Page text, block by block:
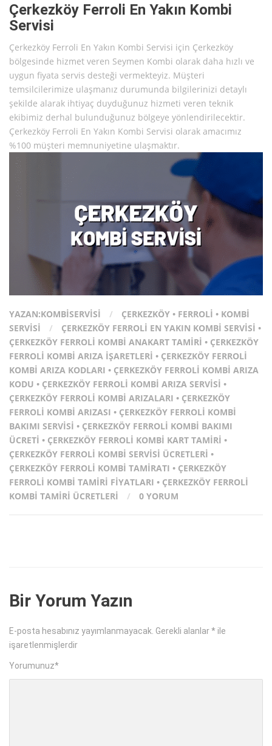
Çerkezköy Ferroli En Yakın Kombi
Servisi
Çerkezköy Ferroli En Yakın Kombi Servisi için Çerkezköy
bölgesinde hizmet veren Seymen Kombi olarak daha hızlı ve
uygun fiyata servis desteği vermekteyiz. Müşteri
temsilcilerimize ulaşmanız durumunda bilgilerinizi detaylı
şekilde alarak ihtiyaç duyduğunuz hizmeti veren teknik
ekibimiz derhal bulunduğunuz bölgeye yönlendirilecektir.
Çerkezköy Ferroli En Yakın Kombi Servisi olarak amacımız
%100 müşteri memnuniyetine ulaşmaktır.
YAZAN:KOMBISERVISI / ÇERKEZKÖY • FERROLI • KOMBI
SERVISI
/ ÇERKEZKÖY FERROLI EN YAKIN KOMBI SERVISI •
ÇERKEZKÖY FERROLI KOMBI ANAKART TAMIRI • ÇERKEZKÖY
FERROLI KOMBI ARIZA İŞARETLERI • ÇERKEZKÖY FERROLI
KOMBI ARIZA KODLARI • ÇERKEZKÖY FERROLI KOMBI ARIZA
KODU • ÇERKEZKÖY FERROLI KOMBI ARIZA SERVISI •
ÇERKEZKÖY FERROLI KOMBI ARIZALARI • ÇERKEZKÖY
FERROLI KOMBI ARIZASI • ÇERKEZKÖY FERROLI KOMBI
BAKIMI SERVISI • ÇERKEZKÖY FERROLI KOMBI BAKIMI
ÜCRETI • ÇERKEZKÖY FERROLI KOMBI KART TAMIRI •
ÇERKEZKÖY FERROLI KOMBI SERVISI ÜCRETLERI •
ÇERKEZKÖY FERROLI KOMBI TAMIRATI • ÇERKEZKÖY
FERROLI KOMBI TAMIRI FIYATLARI • ÇERKEZKÖY FERROLI
KOMBI TAMIRI ÜCRETLERI
/ 0 YORUM
Bir Yorum Yazın
E-posta hesabınız yayımlanmayacak. Gerekli alanlar* ile
işaretlenmişlerdir
Yorumunuz*